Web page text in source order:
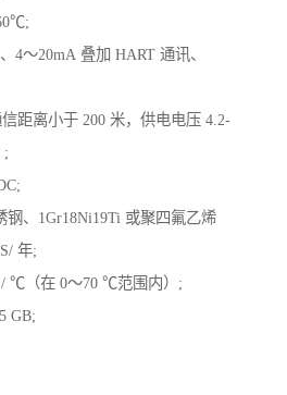
4～20mA 叠加 HART 通讯、
距离小于 200 米，供电电压 4.2-
;
钢、1Gr18Ni19Ti 或聚四氟乙烯
年;
℃（在 0～70 ℃范围内）;
GB;